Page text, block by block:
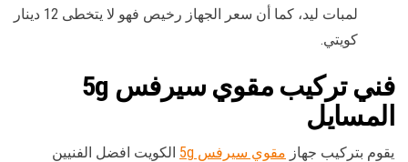
لمبات ليد، كما أن سعر الجهاز رخيص فهو لا يتخطى 12 دينار
كويتي.
فنيتركيب مقوي سيرفس 5g
المسايل
يقوم بتركيب جهاز مقوي سيرفس 5g
الكويت افضل الفنيين